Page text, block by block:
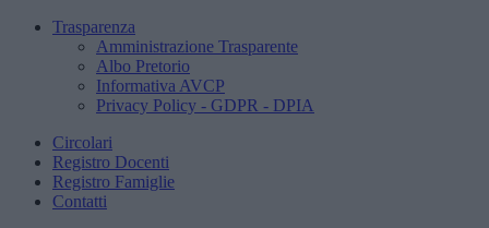
Trasparenza
Amministrazione Trasparente
Albo Pretorio
Informativa AVCP
Privacy Policy - GDPR - DPIA
Circolari
Registro Docenti
Registro Famiglie
Contatti